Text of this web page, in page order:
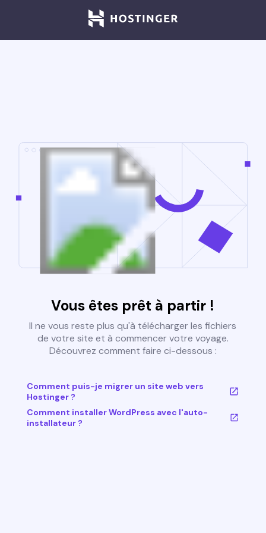
Vous êtes prêt à partir !
Il ne vous reste plus qu'à télécharger les fichiers
de votre site et à commencer votre voyage.
Découvrez comment faire ci-dessous :
Comment puis-je migrer un site web vers
Hostinger ?
Comment installer WordPress avec l'auto-
installateur ?